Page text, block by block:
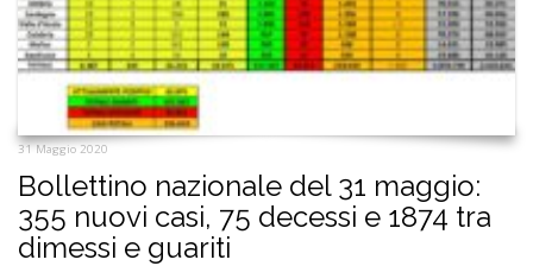
31 Maggio 2020
Bollettino nazionale del 31 maggio:
355 nuovi casi, 75 decessi e 1874 tra
dimessi e guariti